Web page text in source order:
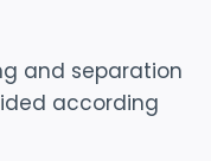
and separation
according